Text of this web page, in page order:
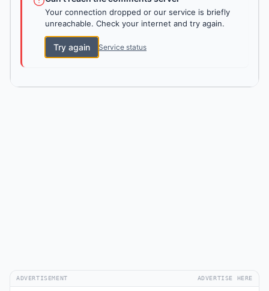
Your connection dropped or our service is briefly
unreachable. Check your internet and try again.
Try again Service status
ADVERTISEMENT ADVERTISE HERE